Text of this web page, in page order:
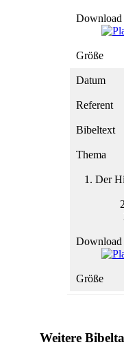
1. Der
Weitere